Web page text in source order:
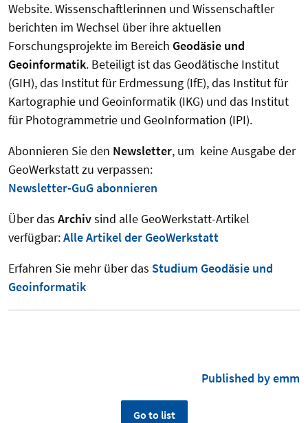
Website. Wissenschaftlerinnen und Wissenschaftler
berichten im Wechsel über ihre aktuellen
Forschungsprojekte im Bereich Geodäsie und
Geoinformatik. Beteiligt ist das Geodätische Institut
(GIH), das Institut für Erdmessung (IfE), das Institut für
Kartographie und Geoinformatik (IKG) und das Institut
für Photogrammetrie und GeoInformation (IPI).
Abonnieren Sie den Newsletter, um keine Ausgabe der
GeoWerkstatt zu verpassen:
Newsletter-GuG abonnieren
Über das Archivsind alle GeoWerkstatt-Artikel
verfügbar:Alle Artikel der GeoWerkstatt
Erfahren Sie mehr über das Studium Geodäsie und
Geoinformatik
Published by emm
Go to list